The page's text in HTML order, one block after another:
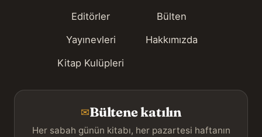
Editörler
Yayınevleri
Kitap Kulüpleri
Bülten
Hakkımızda
✉Bültene katılın
Her sabah günün kitabı, her pazartesi haftanın